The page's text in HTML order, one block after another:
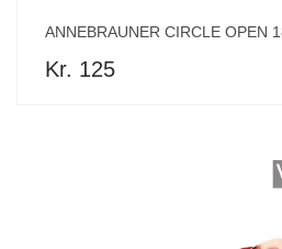
ANNEBRAUNER CIRCLE OPEN
Kr. 125